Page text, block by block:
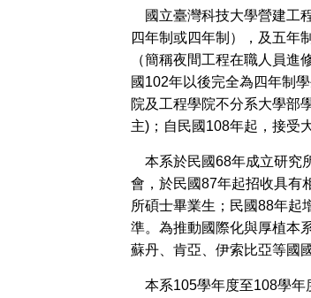
國立臺灣科技大學營建工
四年制或四年制），及五年
（簡稱夜間工程在職人員
國102年以後完全為四年制
院及工程學院不分系大學部
主)；自民國108年起，接受
本系於民國68年成立研究
會，於民國87年起招收具有
所碩士畢業生；民國88年起
準。為推動國際化與厚植本
蘇丹、肯亞、伊索比亞等國
本系105學年度至108學年